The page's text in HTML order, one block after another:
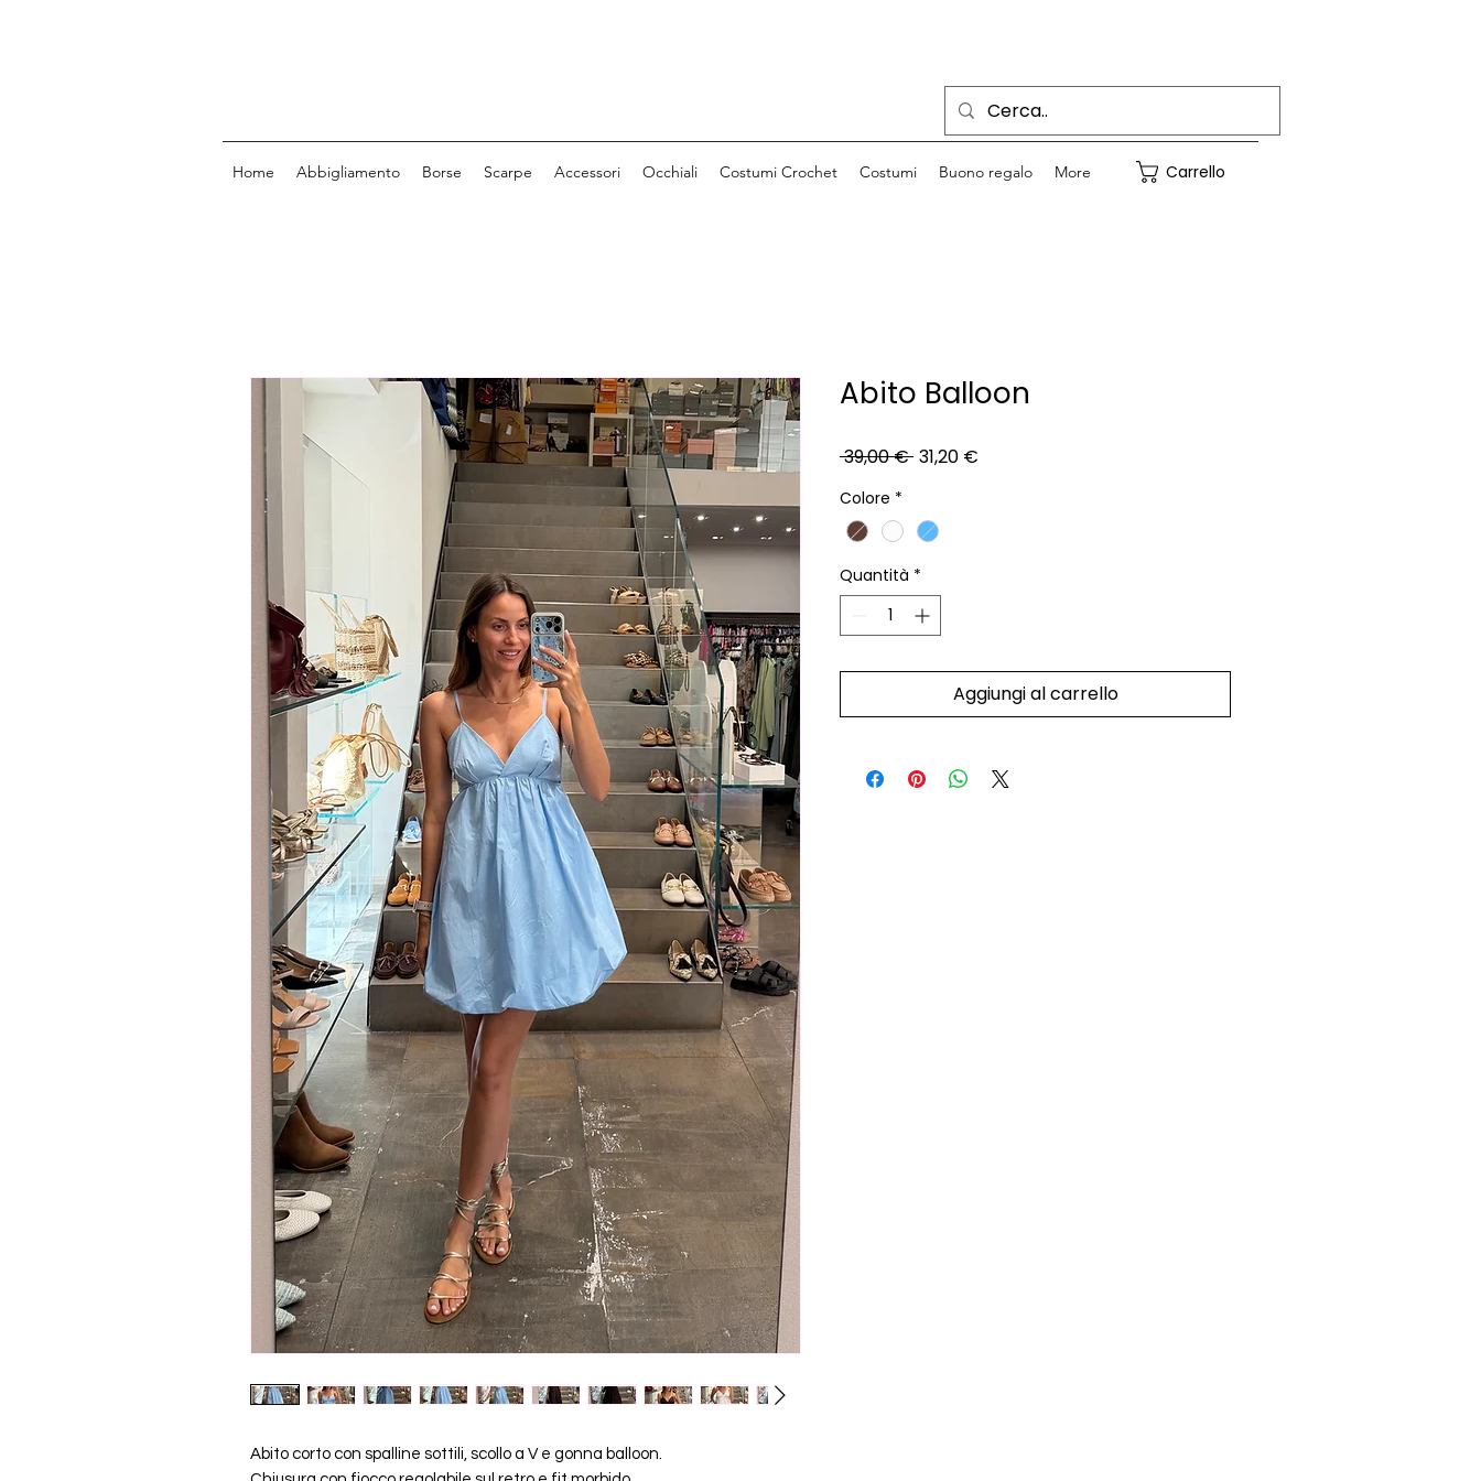
Home Abbigliamento Borse Scarpe Accessori Occhiali Costumi Crochet Costumi Buono regalo More Carrello
Abito corto con spalline sottili, scollo a V e gonna balloon.
Abito Balloon
39,00 € Prezzo
31,20 €
Colore *
Quantità *
Aggiungi al carrello